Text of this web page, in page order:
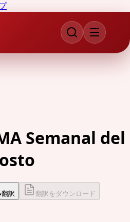
Semanal del
翻訳 翻訳をダウンロード